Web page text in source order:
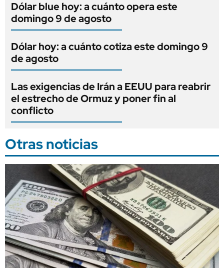
Dólar blue hoy: a cuánto opera este
domingo 9 de agosto
Dólar hoy: a cuánto cotiza este domingo 9
de agosto
Las exigencias de Irán a EEUU para reabrir
el estrecho de Ormuz y poner fin al
conflicto
Otras noticias